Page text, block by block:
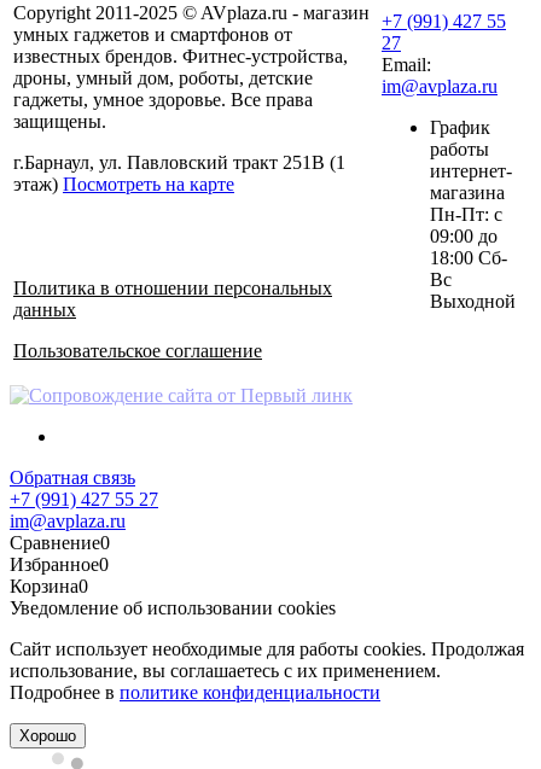
Copyright 2011-2025 © AVplaza.ru - магазин
умных гаджетов и смартфонов от
известных брендов. Фитнес-устройства,
дроны, умный дом, роботы, детские
гаджеты, умное здоровье. Все права
защищены.
г.Барнаул, ул. Павловский тракт 251В (1
этаж) Посмотреть на карте
Политика в отношении персональных
данных
Пользовательское соглашение
+7 (991) 427 55
27
Email:
im@avplaza.ru
График
работы
интернет-
магазина
Пн-Пт: с
09:00 до
18:00 Сб-
Вс
Выходной
Обратная связь
+7 (991) 427 55 27
im@avplaza.ru
Сравнение0
Избранное0
Корзина0
Уведомление об использовании cookies
Сайт использует необходимые для работы cookies. Продолжая
использование, вы соглашаетесь с их применением.
Подробнее в политике конфиденциальности
Хорошо